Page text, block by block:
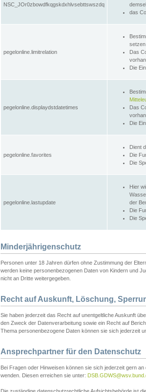
NSC_JOr0zbowdfkqgskdxhlvsebttswszdq
das
pegelonline.limitrelation
Das
Die
pegelonline.displaydstdatetimes
Das
Die
pegelonline.favorites
Dient
Die
Die
pegelonline.lastupdate
Hier
der
Die
Die
Minderjährigenschutz
Personen unter 18 Jahren dürfen ohne Zustimmung der
werden keine personenbezogenen Daten von Kindern und
nicht an Dritte weitergegeben.
Recht auf Auskunft, Löschung,
Sie haben jederzeit das Recht auf unentgeltliche Auskunft
den Zweck der Datenverarbeitung sowie ein Recht auf
Thema personenbezogene Daten können sie sich jederzeit
Ansprechpartner für den Datenschutz
Bei Fragen oder Hinweisen können sie sich jederzeit gern
wenden. Diesen erreichen sie unter: